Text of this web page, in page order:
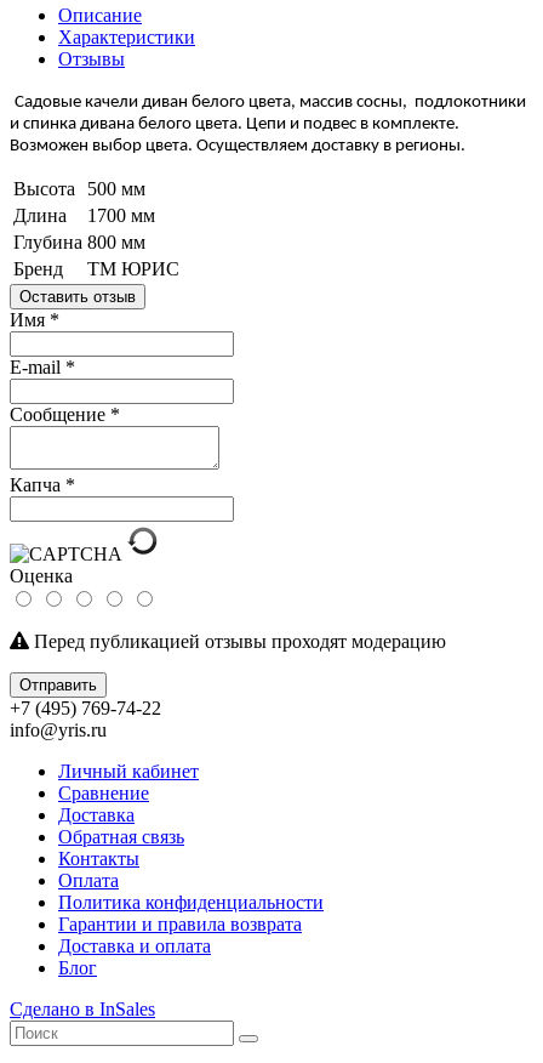
Описание
Характеристики
Отзывы
Садовые качели диван белого цвета, массив сосны, подлокотники
и спинка дивана белого цвета. Цепи и подвес в комплекте.
Возможен выбор цвета. Осуществляем доставку в регионы.
Высота
500 мм
Длина
1700 мм
Глубина 800 мм
Бренд
ТМ ЮРИС
Оставить отзыв
Имя *
E-mail *
Сообщение *
Капча *
Оценка
Перед публикацией отзывы проходят модерацию
Отправить
+7 (495) 769-74-22
info@yris.ru
Личный кабинет
Сравнение
Доставка
Обратная связь
Контакты
Оплата
Политика конфиденциальности
Гарантии и правила возврата
Доставка и оплата
Блог
Сделано в InSales